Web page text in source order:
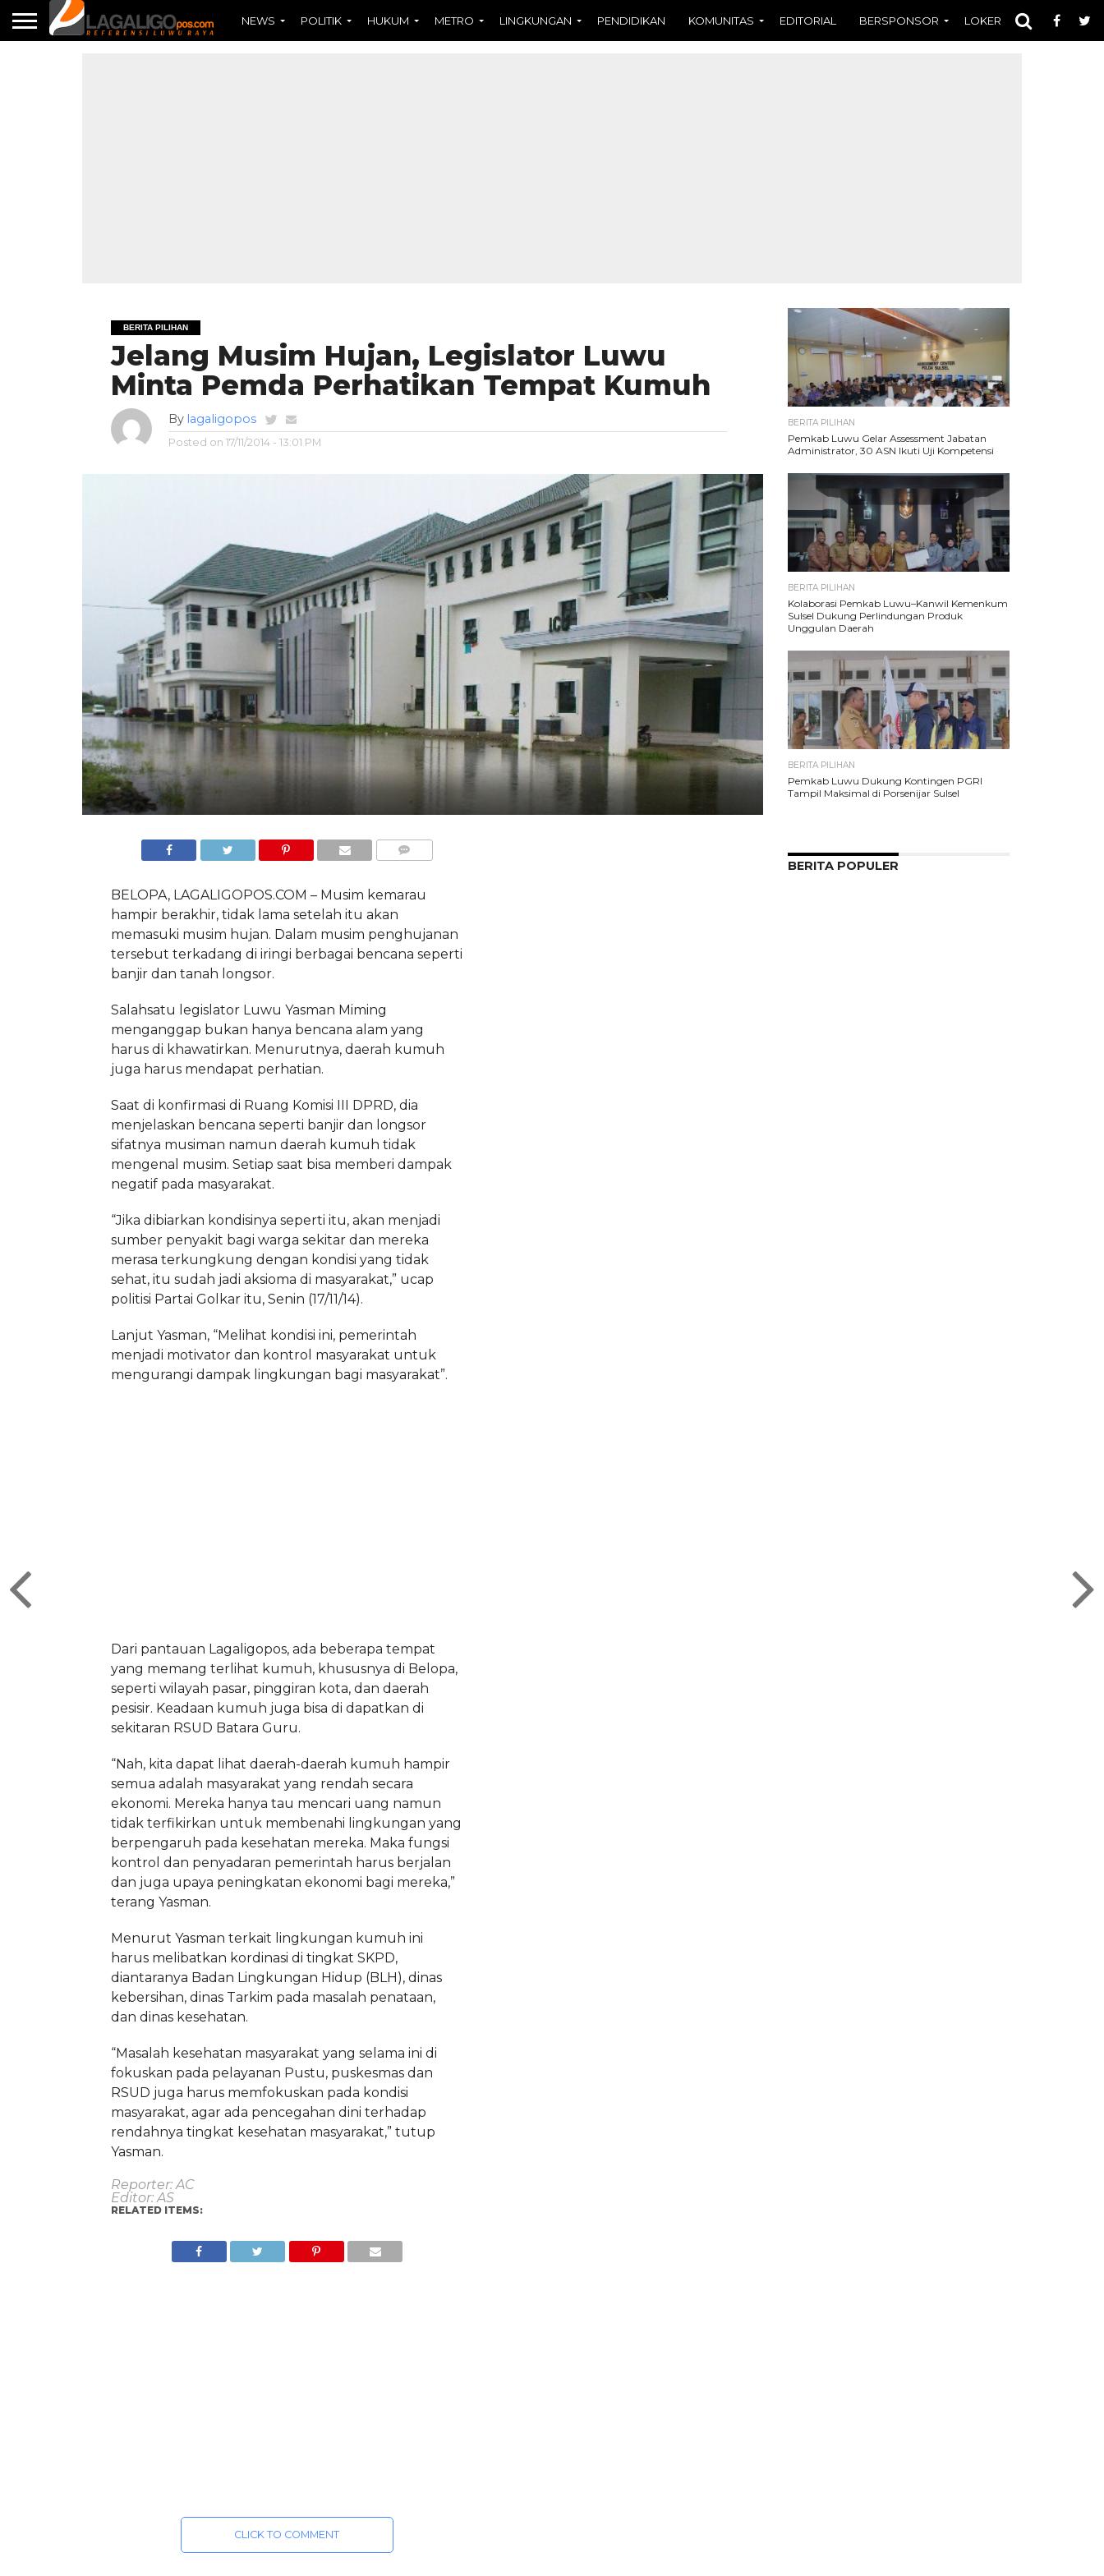
NEWS POLITIK HUKUM METRO LINGKUNGAN PENDIDIKAN KOMUNITAS EDITORIAL BERSPONSOR LOKER OPINI
BERITA PILIHAN
Jelang Musim Hujan, Legislator Luwu
Minta Pemda Perhatikan Tempat Kumuh
By lagaligopos
Posted on 17/11/2014 - 13:01 PM
BELOPA, LAGALIGOPOS.COM – Musim kemarau
hampir berakhir, tidak lama setelah itu akan
memasuki musim hujan. Dalam musim penghujanan
tersebut terkadang di iringi berbagai bencana seperti
banjir dan tanah longsor.
Salahsatu legislator Luwu Yasman Miming
menganggap bukan hanya bencana alam yang
harus di khawatirkan. Menurutnya, daerah kumuh
juga harus mendapat perhatian.
Saat di konfirmasi di Ruang Komisi III DPRD, dia
menjelaskan bencana seperti banjir dan longsor
sifatnya musiman namun daerah kumuh tidak
mengenal musim. Setiap saat bisa memberi dampak
negatif pada masyarakat.
“Jika dibiarkan kondisinya seperti itu, akan menjadi
sumber penyakit bagi warga sekitar dan mereka
merasa terkungkung dengan kondisi yang tidak
sehat, itu sudah jadi aksioma di masyarakat,” ucap
politisi Partai Golkar itu, Senin (17/11/14).
Lanjut Yasman, “Melihat kondisi ini, pemerintah
menjadi motivator dan kontrol masyarakat untuk
mengurangi dampak lingkungan bagi masyarakat”.
Dari pantauan Lagaligopos, ada beberapa tempat
yang memang terlihat kumuh, khususnya di Belopa,
seperti wilayah pasar, pinggiran kota, dan daerah
pesisir. Keadaan kumuh juga bisa di dapatkan di
sekitaran RSUD Batara Guru.
“Nah, kita dapat lihat daerah-daerah kumuh hampir
semua adalah masyarakat yang rendah secara
ekonomi. Mereka hanya tau mencari uang namun
tidak terfikirkan untuk membenahi lingkungan yang
berpengaruh pada kesehatan mereka. Maka fungsi
kontrol dan penyadaran pemerintah harus berjalan
dan juga upaya peningkatan ekonomi bagi mereka,”
terang Yasman.
Menurut Yasman terkait lingkungan kumuh ini
harus melibatkan kordinasi di tingkat SKPD,
diantaranya Badan Lingkungan Hidup (BLH), dinas
kebersihan, dinas Tarkim pada masalah penataan,
dan dinas kesehatan.
“Masalah kesehatan masyarakat yang selama ini di
fokuskan pada pelayanan Pustu, puskesmas dan
RSUD juga harus memfokuskan pada kondisi
masyarakat, agar ada pencegahan dini terhadap
rendahnya tingkat kesehatan masyarakat,” tutup
Yasman.
Reporter: AC
Editor: AS
RELATED ITEMS:
CLICK TO COMMENT
BERITA PILIHAN
Pemkab Luwu Gelar Assessment Jabatan
Administrator, 30 ASN Ikuti Uji Kompetensi
BERITA PILIHAN
Kolaborasi Pemkab Luwu–Kanwil Kemenkum
Sulsel Dukung Perlindungan Produk
Unggulan Daerah
BERITA PILIHAN
Pemkab Luwu Dukung Kontingen PGRI
Tampil Maksimal di Porsenijar Sulsel
BERITA POPULER